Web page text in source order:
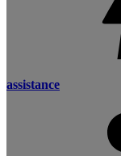
assistance